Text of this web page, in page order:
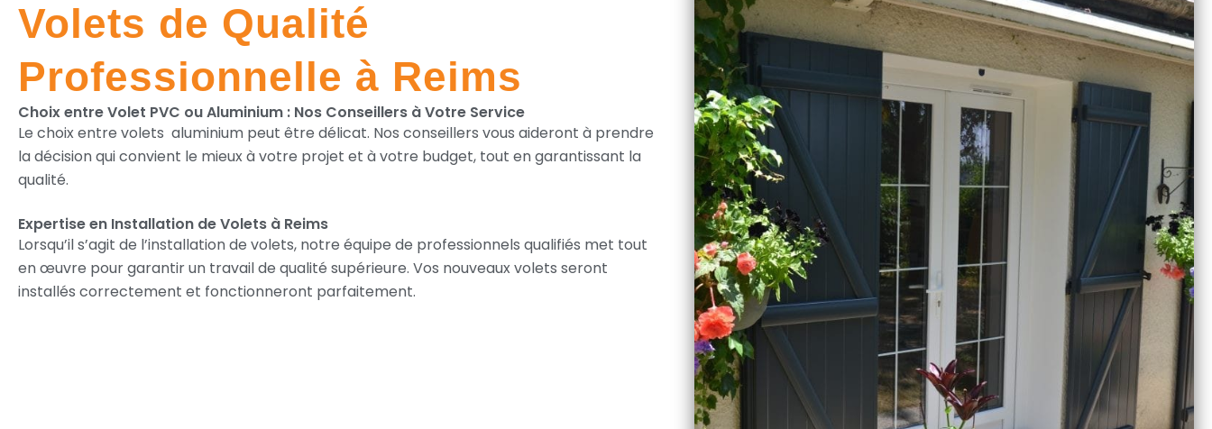
Volets de Qualité
Professionnelle à Reims
Choix entre Volet PVC ou Aluminium : Nos Conseillers à Votre Service
Le choix entre volets aluminium peut être délicat. Nos conseillers vous aideront à prendre
la décision qui convient le mieux à votre projet et à votre budget, tout en garantissant la
qualité.
Expertise en Installation de Volets à Reims
Lorsqu’il s’agit de l’installation de volets, notre équipe de professionnels qualifiés met tout
en œuvre pour garantir un travail de qualité supérieure. Vos nouveaux volets seront
installés correctement et fonctionneront parfaitement.